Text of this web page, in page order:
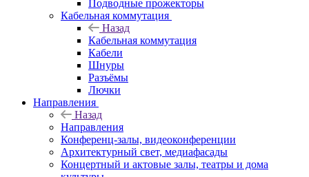
Подводные прожекторы
Кабельная коммутация
Назад
Кабельная коммутация
Кабели
Шнуры
Разъёмы
Лючки
Направления
Назад
Направления
Конференц-залы, видеоконференции
Архитектурный свет, медиафасады
Концертный и актовые залы, театры и дома